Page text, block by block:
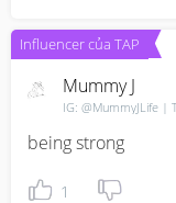
Influencer của TAP
Mummy J
IG: @MummyJLife |
being strong
1